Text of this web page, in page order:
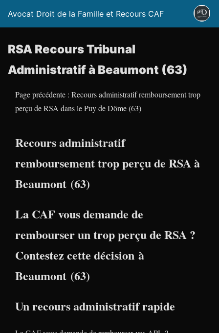
Avocat Droit de la Famille et Recours CAF
RSA Recours Tribunal
Administratif à Beaumont (63)
Page précédente : Recours administratif remboursement trop
perçu de RSA dans le Puy de Dôme (63)
Recours administratif
remboursement trop perçu de RSA à
Beaumont (63)
La CAF vous demande de
rembourser un trop perçu de RSA ?
Contestez cette décision à
Beaumont (63)
Un recours administratif rapide